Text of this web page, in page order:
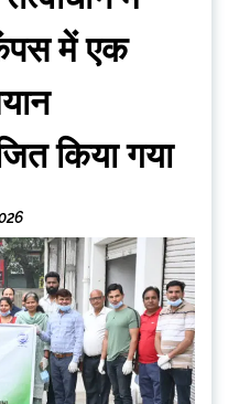
में एक
किया गया